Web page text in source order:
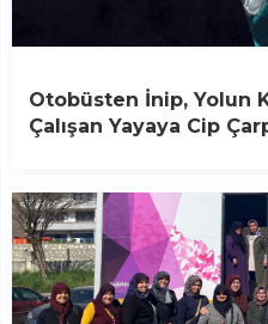
Otobüsten İnip, Yolun
Çalışan Yayaya Cip